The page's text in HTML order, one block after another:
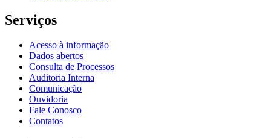
Serviços
Acesso à informação
Dados abertos
Consulta de Processos
Auditoria Interna
Comunicação
Ouvidoria
Fale Conosco
Contatos